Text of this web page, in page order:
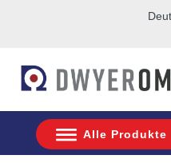
Alle Produkte